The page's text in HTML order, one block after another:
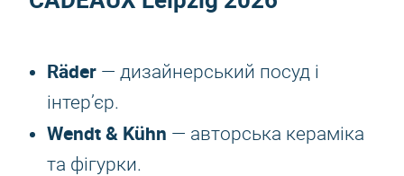
Räder — дизайнерський посуд і
інтер’єр.
Wendt & Kühn — авторська кераміка
та фігурки.